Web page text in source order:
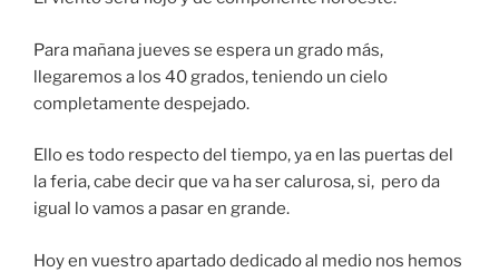
Para mañana jueves se espera un grado más,
llegaremos a los 40 grados, teniendo un cielo
completamente despejado.
Ello es todo respecto del tiempo, ya en las puertas del
la feria, cabe decir que va ha ser calurosa, si, pero da
igual lo vamos a pasar en grande.
Hoy en vuestro apartado dedicado al medio nos hemos